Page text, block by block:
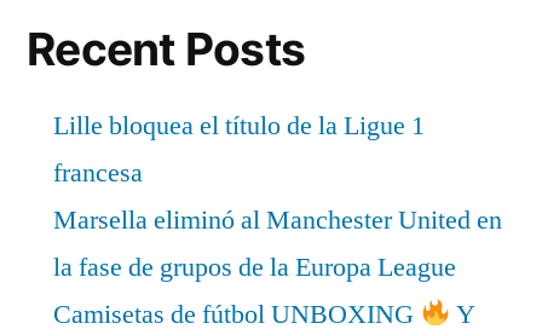
Recent Posts
Lille bloquea el título de la Ligue 1
francesa
Marsella eliminó al Manchester United en
la fase de grupos de la Europa League
Camisetas de fútbol UNBOXING
Y